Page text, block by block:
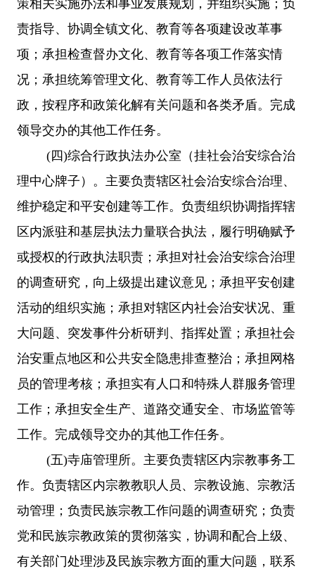
策相关实施办法和事业发展规划，并组织实施；负
责指导、协调全镇文化、教育等各项建设改革事
项；承担检查督办文化、教育等各项工作落实情
况；承担统筹管理文化、教育等工作人员依法行
政，按程序和政策化解有关问题和各类矛盾。完成
领导交办的其他工作任务。
(四)综合行政执法办公室（挂社会治安综合治
理中心牌子）。主要负责辖区社会治安综合治理、
维护稳定和平安创建等工作。负责组织协调指挥辖
区内派驻和基层执法力量联合执法，履行明确赋予
或授权的行政执法职责；承担对社会治安综合治理
的调查研究，向上级提出建议意见；承担平安创建
活动的组织实施；承担对辖区内社会治安状况、重
大问题、突发事件分析研判、指挥处置；承担社会
治安重点地区和公共安全隐患排查整治；承担网格
员的管理考核；承担实有人口和特殊人群服务管理
工作；承担安全生产、道路交通安全、市场监管等
工作。完成领导交办的其他工作任务。
(五)寺庙管理所。主要负责辖区内宗教事务工
作。负责辖区内宗教教职人员、宗教设施、宗教活
动管理；负责民族宗教工作问题的调查研究；负责
党和民族宗教政策的贯彻落实，协调和配合上级、
有关部门处理涉及民族宗教方面的重大问题，联系